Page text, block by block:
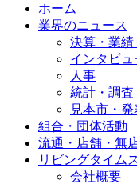
ホーム
業界のニュース
決算・業
インタビュ
人事
統計・調査
見本市・
組合・団体活動
流通・店舗・無
リビングタイム
会社概要